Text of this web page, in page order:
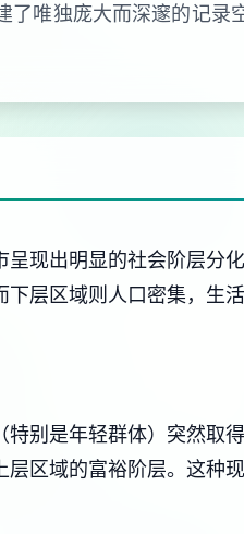
唯独庞大而深邃的记
现出明显的社会阶层分
层区域则人口密集，生
别是年轻群体）突然取
区域的富裕阶层。这种